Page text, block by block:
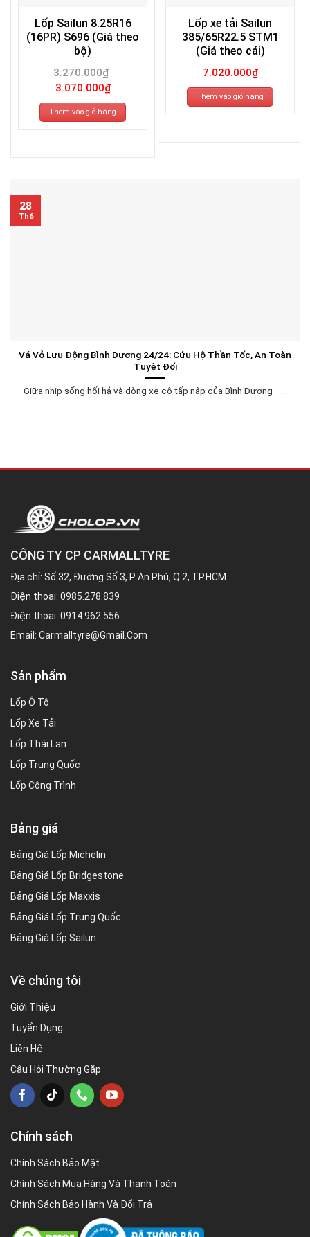
Lốp Sailun 8.25R16
(16PR) S696 (Giá theo
bộ)
3.270.000₫
Giá
gốc
là:
3.270.000₫.
3.070.000₫Giá
hiện
tại
là:
3.070.000₫.
Thêm vào giỏ hàng
Lốp xe tải Sailun
385/65R22.5 STM1
(Giá theo cái)
7.020.000₫
Thêm vào giỏ hàng
Vá Vỏ Lưu Động Bình Dương 24/24: Cứu Hộ Thần Tốc, An Toàn
Tuyệt Đối
Giữa nhịp sống hối hả và dòng xe cộ tấp nập của Bình Dương –...
28
Th6
CÔNG TY CP CARMALLTYRE
Địa chỉ: Số 32, Đường Số 3, P An Phú, Q.2, TP.HCM
Điện thoại: 0985.278.839
Điện thoại: 0914.962.556
Email: Carmalltyre@gmail.com
Sản phẩm
Lốp Ô Tô
Lốp Xe Tải
Lốp Thái Lan
Lốp Trung Quốc
Lốp Công Trình
Bảng giá
Bảng Giá Lốp Michelin
Bảng Giá Lốp Bridgestone
Bảng Giá Lốp Maxxis
Bảng Giá Lốp Trung Quốc
Bảng Giá Lốp Sailun
Về chúng tôi
Giới Thiệu
Tuyển Dụng
Liên Hệ
Câu Hỏi Thường Gặp
Chính sách
Chính Sách Bảo Mật
Chính Sách Mua Hàng Và Thanh Toán
Chính Sách Bảo Hành Và Đổi Trả